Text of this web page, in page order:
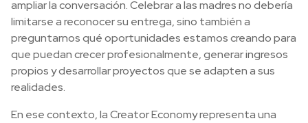
ampliar la conversación. Celebrar a las madres no debería
limitarse a reconocer su entrega, sino también a
preguntarnos qué oportunidades estamos creando para
que puedan crecer profesionalmente, generar ingresos
propios y desarrollar proyectos que se adapten a sus
realidades.
En ese contexto, la Creator Economy representa una